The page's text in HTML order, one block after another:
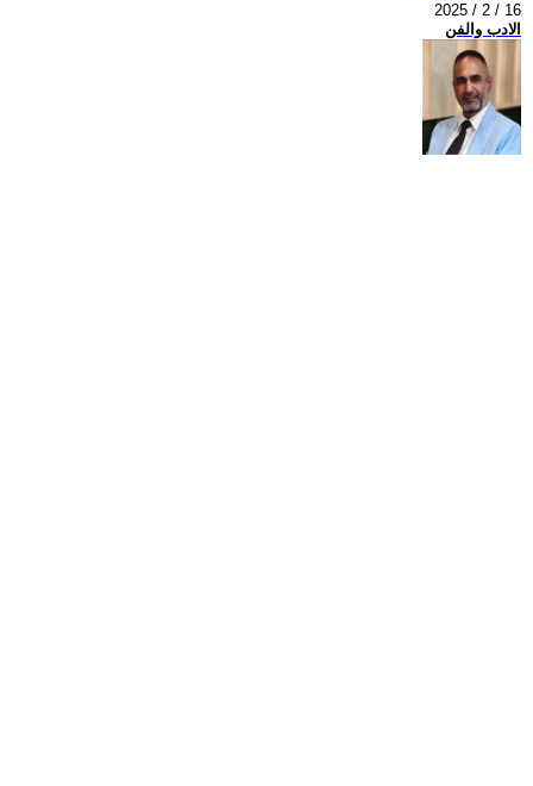
2025 / 2 / 16
الادب والفن